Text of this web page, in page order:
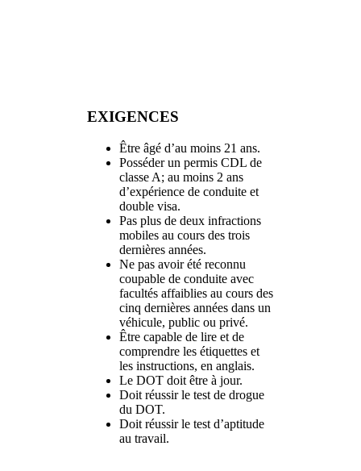
EXIGENCES
Être âgé d’au moins 21 ans.
Posséder un permis CDL de
classe A; au moins 2 ans
d’expérience de conduite et
double visa.
Pas plus de deux infractions
mobiles au cours des trois
dernières années.
Ne pas avoir été reconnu
coupable de conduite avec
facultés affaiblies au cours des
cinq dernières années dans un
véhicule, public ou privé.
Être capable de lire et de
comprendre les étiquettes et
les instructions, en anglais.
Le DOT doit être à jour.
Doit réussir le test de drogue
du DOT.
Doit réussir le test d’aptitude
au travail.